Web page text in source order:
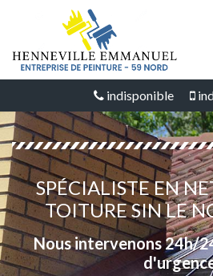
indisponible
SPÉCIALISTE EN
TOITURE SIN LE
Nous intervenons 24h/